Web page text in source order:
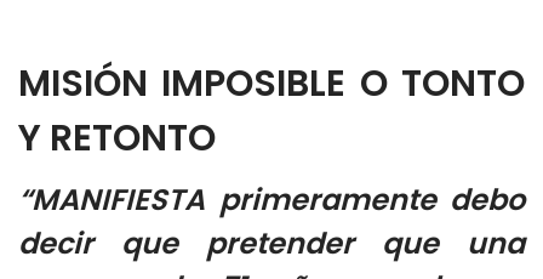
MISIÓN IMPOSIBLE O TONTO
Y RETONTO
“MANIFIESTA primeramente debo
decir que pretender que una